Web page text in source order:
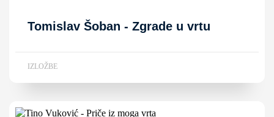
Tomislav Šoban - Zgrade u vrtu
IZLOŽBE